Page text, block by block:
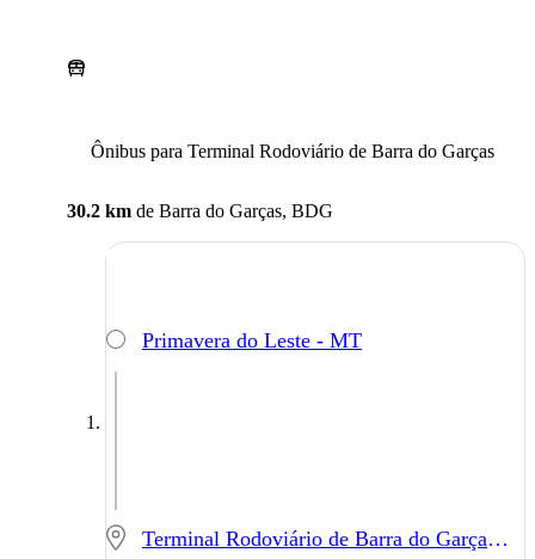
Ônibus para Terminal Rodoviário de Barra do Garças
30.2 km de Barra do Garças, BDG
Primavera do Leste - MT
Terminal Rodoviário de Barra do Garças - Barra do Garças - MT